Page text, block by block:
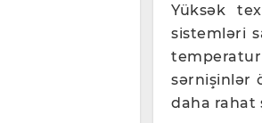
Yüksək
sistemləri
sərnişinlər
daha rahat